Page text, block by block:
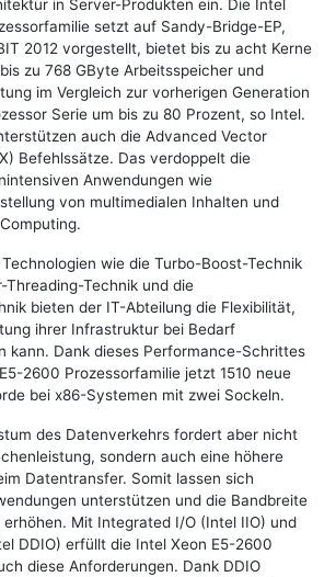
in Server-Produkten ein. Die Intel
setzt auf Sandy-Bridge-EP,
2012 vorgestellt, bietet bis zu acht Kerne
zu 768 GByte Arbeitsspeicher und
im Vergleich zur vorherigen Generation
Serie um bis zu 80 Prozent, so Intel.
auch die Advanced Vector
Befehlssätze. Das verdoppelt die
Anwendungen wie
von multimedialen Inhalten und
wie die Turbo-Boost-Technik
Threading-Technik und die
bieten der IT-Abteilung die Flexibilität,
ihrer Infrastruktur bei Bedarf
kann. Dank dieses Performance-Schrittes
2600 Prozessorfamilie jetzt 1510 neue
bei x86-Systemen mit zwei Sockeln.
des Datenverkehrs fordert aber nicht
sondern auch eine höhere
Datentransfer. Somit lassen sich
unterstützen und die Bandbreite
erhöhen. Mit Integrated I/O (Intel IIO) und
DDIO) erfüllt die Intel Xeon E5-2600
diese Anforderungen. Dank DDIO